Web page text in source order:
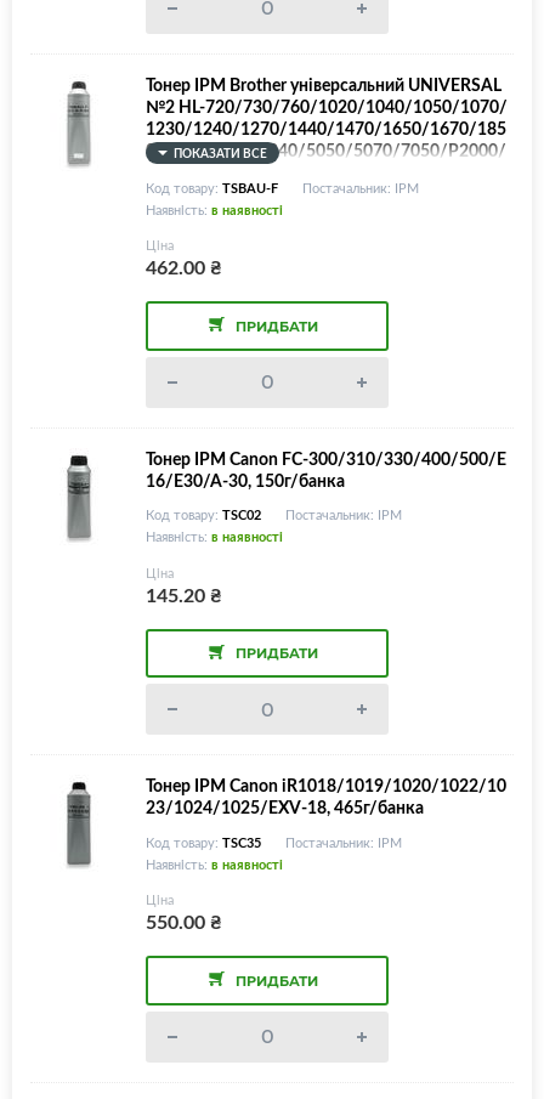
Тонер IPM Brother універсальний UNIVERSAL
№2 HL-720/730/760/1020/1040/1050/1070/
1230/1240/1270/1440/1470/1650/1670/185
0/1870/5030/5040/5050/5070/7050/P2000/
2500/DCP-1000/1200/1400/8020/8025/MFC-
4800/6800/8300/8420/8500/8600/8700/882
0/8825/9050/9550/9600/9700/9800/IntelliFa
x-4100/4750/5750/TN-10J/47J/200/250/30
0/460/530/540/560/5500/6300/7600/8000, 5
00г/банка (Увага! TN100/TN1200/TN1700 - Н
Е підтримуються, дуже відрізняються і викори
стовують зовсім іншу формулу тонера!)
ПОКАЗАТИ ВСЕ
Код товару: TSBAU-F
Постачальник: IPM
Наявність: в наявності
Ціна
462.00₴
ПРИДБАТИ
Тонер IPM Canon FC-300/310/330/400/500/E
16/E30/A-30, 150г/банка
Код товару: TSC02
Постачальник: IPM
Наявність: в наявності
Ціна
145.20₴
ПРИДБАТИ
Тонер IPM Canon iR1018/1019/1020/1022/10
23/1024/1025/EXV-18, 465г/банка
Код товару: TSC35
Постачальник: IPM
Наявність: в наявності
Ціна
550.00₴
ПРИДБАТИ